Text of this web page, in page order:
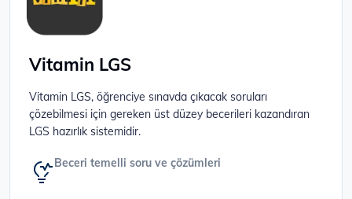
Vitamin LGS
Vitamin LGS, öğrenciye sınavda çıkacak soruları
çözebilmesi için gereken üst düzey becerileri kazandıran
LGS hazırlık sistemidir.
Beceri temelli soru ve çözümleri